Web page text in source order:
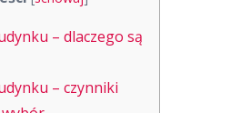
– dlaczego są
– czynniki